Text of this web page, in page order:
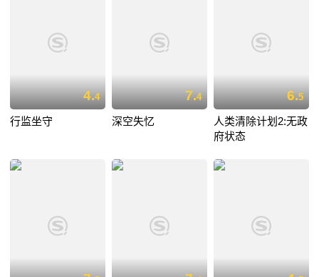
4.4
行监坐守
7.4
深空失忆
6.5
人类清除计划2:无政
府状态